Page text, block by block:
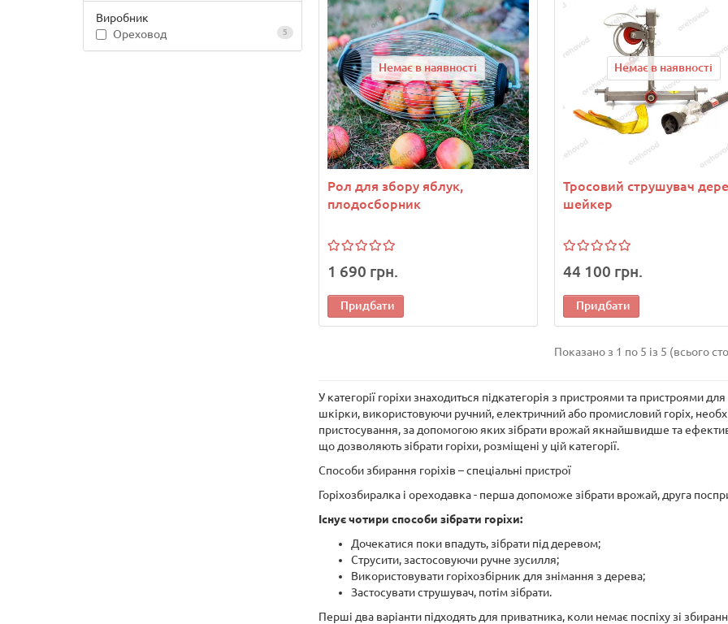
Виробник
Ореховод
5
Немає в наявності
Рол для збору яблук,
плодосборник
1 690 грн.
Придбати
Немає в наявності
Тросовий струшувач
шейкер
44 100 грн.
Придбати
Показано з 1 по 5 із 5 (всього
У категорії горіхи знаходиться підкатегорія з пристроями та пристроями
шкірки, використовуючи ручний, електричний або промисловий горіх,
пристосування, за допомогою яких зібрати врожай якнайшвидше та
що дозволяють зібрати горіхи, розміщені у цій категорії.
Способи збирання горіхів – спеціальні пристрої
Горіхозбиралка і ореходавка - перша допоможе зібрати врожай, друга
Існує чотири способи зібрати горіхи:
Дочекатися поки впадуть, зібрати під деревом;
Струсити, застосовуючи ручне зусилля;
Використовувати горіхозбірник для знімання з дерева;
Застосувати струшувач, потім зібрати.
Перші два варіанти підходять для приватника, коли немає поспіху зі